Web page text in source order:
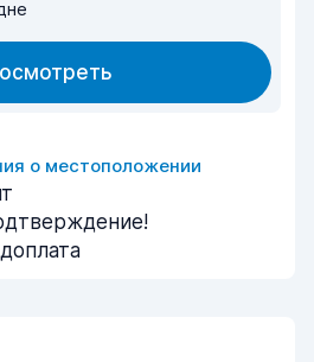
о местоположении